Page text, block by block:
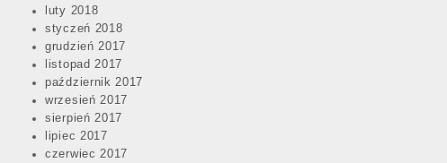
luty 2018
styczeń 2018
grudzień 2017
listopad 2017
październik 2017
wrzesień 2017
sierpień 2017
lipiec 2017
czerwiec 2017